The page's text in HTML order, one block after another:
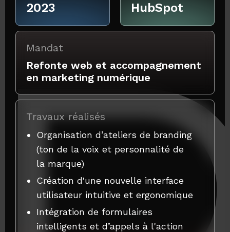
2023 HubSpot
Mandat
Refonte web et accompagnement
en marketing numérique
Travaux réalisés
Organisation d’ateliers de branding
(ton de la voix et personnalité de
la marque)
Création d'une nouvelle interface
utilisateur intuitive et ergonomique
Intégration de formulaires
intelligents et d’appels à l'action